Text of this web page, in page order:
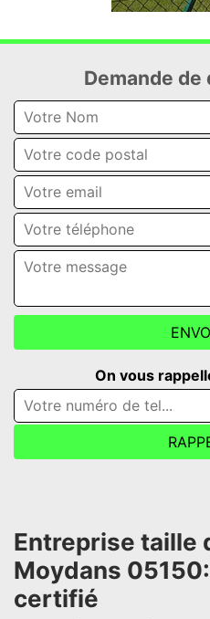
Demande
On vous
Entreprise taille
Moydans
certifié